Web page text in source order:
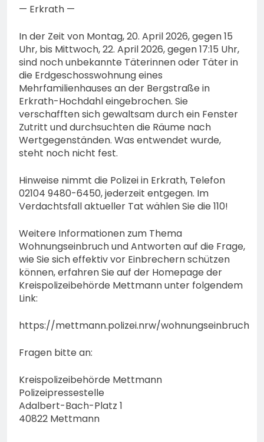
— Erkrath —
In der Zeit von Montag, 20. April 2026, gegen 15
Uhr, bis Mittwoch, 22. April 2026, gegen 17:15 Uhr,
sind noch unbekannte Täterinnen oder Täter in
die Erdgeschosswohnung eines
Mehrfamilienhauses an der Bergstraße in
Erkrath-Hochdahl eingebrochen. Sie
verschafften sich gewaltsam durch ein Fenster
Zutritt und durchsuchten die Räume nach
Wertgegenständen. Was entwendet wurde,
steht noch nicht fest.
Hinweise nimmt die Polizei in Erkrath, Telefon
02104 9480-6450, jederzeit entgegen. Im
Verdachtsfall aktueller Tat wählen Sie die 110!
Weitere Informationen zum Thema
Wohnungseinbruch und Antworten auf die Frage,
wie Sie sich effektiv vor Einbrechern schützen
können, erfahren Sie auf der Homepage der
Kreispolizeibehörde Mettmann unter folgendem
Link:
https://mettmann.polizei.nrw/wohnungseinbruch
Fragen bitte an:
Kreispolizeibehörde Mettmann
Polizeipressestelle
Adalbert-Bach-Platz 1
40822 Mettmann